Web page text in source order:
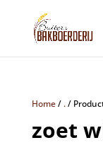
Home/ ./
zoet